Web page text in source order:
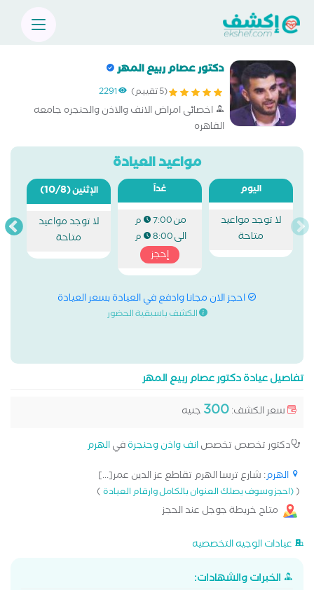
دكتور عصام ربيع المهر
(5 تقييم) 2291
اخصائى امراض الانف والاذن والحنجره جامعه
القاهره
مواعيد العيادة
اليوم
لا توجد مواعيد
متاحة
غداً
من7:00 م
الى8:00 م
إحجز
الإثنين(10/8)
لا توجد مواعيد
متاحة
احجز الان مجانا وادفع في العيادة بسعر العيادة
الكشف باسبقية الحضور
تفاصيل عيادة دكتور عصام ربيع المهر
سعر الكشف:300 جنيه
دكتور تخصص تخصصانف واذن وحنجرةفيالهرم
الهرم: شارع ترسا الهرم تقاطع عز الدين عمر[...]
((احجز وسوف يصلك العنوان بالكامل وارقام العيادة)
متاح خريطة جوجل عند الحجز
عيادات الوجيه التخصصيه
الخبرات والشهادات: